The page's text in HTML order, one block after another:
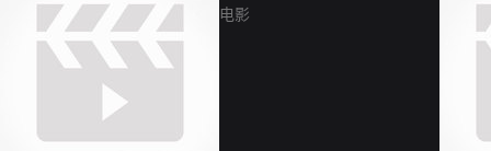
电影